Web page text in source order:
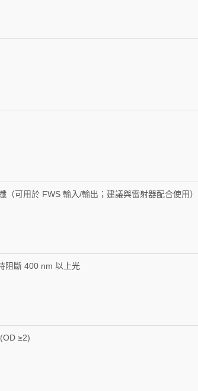
可用於 FWS 輸入/輸出；建議與雷射器配合使用）
阻斷 400 nm 以上光
≥2)